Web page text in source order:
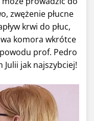
zwężenie płucne
krwi do płuc,
komora wkrótce
prof. Pedro
Julii jak najszybciej!